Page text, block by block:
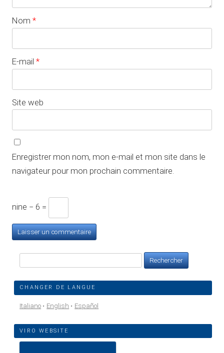
Nom *
E-mail *
Site web
Enregistrer mon nom, mon e-mail et mon site dans le
navigateur pour mon prochain commentaire.
nine − 6 =
CHANGER DE LANGUE
Italiano English Español
VIRO WEBSITE